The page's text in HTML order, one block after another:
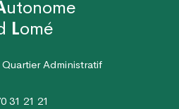
utonome
Lomé
Administratif
31 21 21